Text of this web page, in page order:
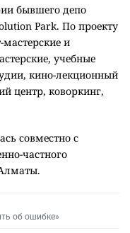
бывшего депо
Park. По проекту
и
учебные
кино-лекционный
центр, коворкинг,
совместно с
частного
об ошибке»